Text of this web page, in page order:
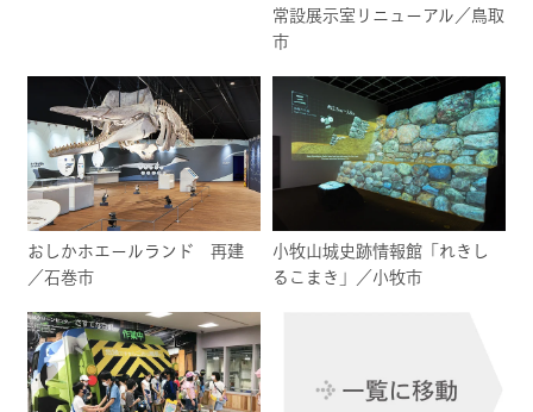
常設展示室リニューアル／鳥取
市
おしかホエールランド 再建
／石巻市
小牧山城史跡情報館「れきし
るこまき」／小牧市